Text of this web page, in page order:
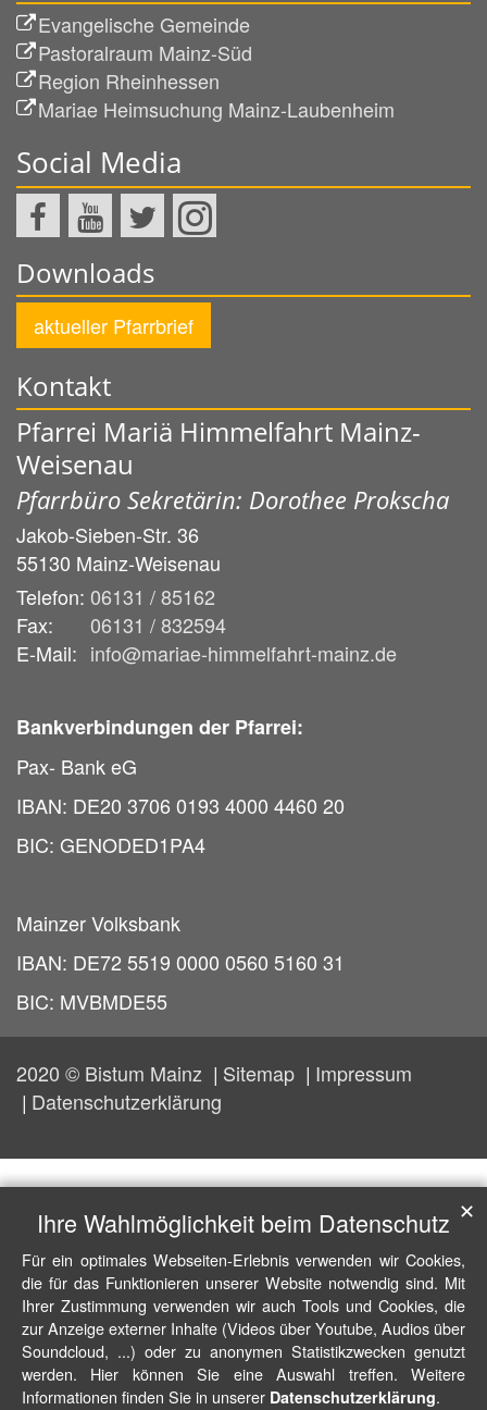
Evangelische Gemeinde
Pastoralraum Mainz-Süd
Region Rheinhessen
Mariae Heimsuchung Mainz-Laubenheim
Social Media
Downloads
aktueller Pfarrbrief
Kontakt
Pfarrei Mariä Himmelfahrt Mainz-
Weisenau
Pfarrbüro Sekretärin: Dorothee Prokscha
Jakob-Sieben-Str. 36
55130 Mainz-Weisenau
Telefon: 06131 / 85162
Fax:
06131 / 832594
E-Mail: info@mariae-himmelfahrt-mainz.de
Bankverbindungen der Pfarrei:
Pax- Bank eG
IBAN: DE20 3706 0193 4000 4460 20
BIC: GENODED1PA4
Mainzer Volksbank
IBAN: DE72 5519 0000 0560 5160 31
BIC: MVBMDE55
2020 © Bistum Mainz Sitemap
Impressum
Datenschutzerklärung
Ihre Wahlmöglichkeit beim Datenschutz
Für ein optimales Webseiten-Erlebnis verwenden wir Cookies,
die für das Funktionieren unserer Website notwendig sind. Mit
Ihrer Zustimmung verwenden wir auch Tools und Cookies, die
zur Anzeige externer Inhalte (Videos über Youtube, Audios über
Soundcloud, ...) oder zu anonymen Statistikzwecken genutzt
werden. Hier können Sie eine Auswahl treffen. Weitere
Informationen finden Sie in unserer Datenschutzerklärung.
✕